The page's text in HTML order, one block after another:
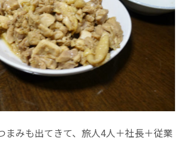
まみも出てきて、旅人4人＋社長＋従業